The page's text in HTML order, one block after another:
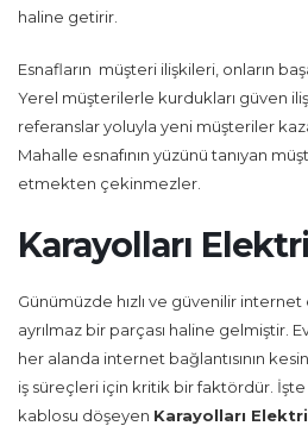
haline getirir.
Esnafların müşteri ilişkileri, onların
Yerel müşterilerle kurdukları güven
referanslar yoluyla yeni müşteriler
Mahalle esnafının yüzünü tanıyan
etmekten çekinmezler.
Karayolları
Günümüzde hızlı ve güvenilir internet
ayrılmaz bir parçası haline gelmiştir.
her alanda internet bağlantısının
iş süreçleri için kritik bir faktördür.
kablosu döşeyen Karayolları